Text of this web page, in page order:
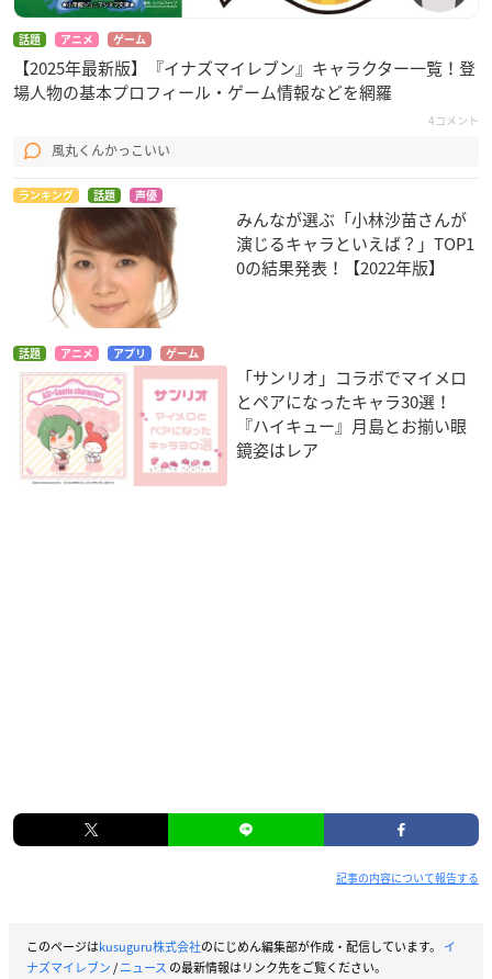
話題 アニメ ゲーム
【2025年最新版】『イナズマイレブン』キャラクター一覧！登
場人物の基本プロフィール・ゲーム情報などを網羅
4コメント
風丸くんかっこいい
ランキング 話題 声優
みんなが選ぶ「小林沙苗さんが
演じるキャラといえば？」TOP1
0の結果発表！【2022年版】
話題 アニメ アプリ ゲーム
「サンリオ」コラボでマイメロ
とペアになったキャラ30選！
『ハイキュー』月島とお揃い眼
鏡姿はレア
記事の内容について報告する
このページはkusuguru株式会社のにじめん編集部が作成・配信しています。 イ
ナズマイレブン/ニュース の最新情報はリンク先をご覧ください。